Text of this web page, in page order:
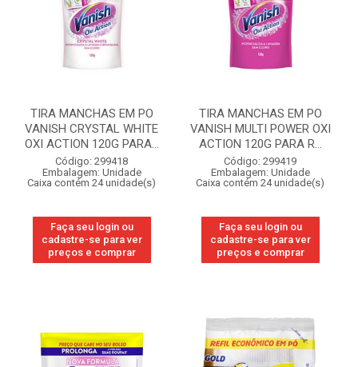
TIRA MANCHAS EM PO
VANISH CRYSTAL WHITE
OXI ACTION 120G PARA...
Código: 299418
Embalagem: Unidade
Caixa contém 24 unidade(s)
Faça seu login ou
cadastre-se para ver
preços e comprar
TIRA MANCHAS EM PO
VANISH MULTI POWER OXI
ACTION 120G PARA R...
Código: 299419
Embalagem: Unidade
Caixa contém 24 unidade(s)
Faça seu login ou
cadastre-se para ver
preços e comprar